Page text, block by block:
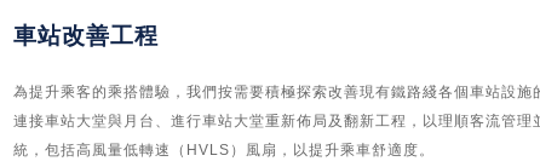
車站改善工程
為提升乘客的乘搭體驗，我們按需要積極探索改善現有鐵路綫各個車站設
連接車站大堂與月台、進行車站大堂重新佈局及翻新工程，以理順客流管
統，包括高風量低轉速（HVLS）風扇，以提升乘車舒適度。